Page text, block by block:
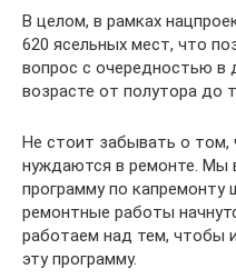
В целом, в рамках
620 ясельных мест, что
вопрос с очередностью в
возрасте от полутора до
Не стоит забывать о
нуждаются в ремонте. Мы
программу по
ремонтные работы
работаем над тем, чтобы
эту программу.